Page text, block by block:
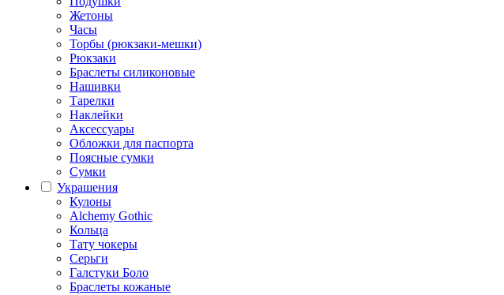
Жетоны
Часы
Торбы (рюкзаки-мешки)
Рюкзаки
Браслеты силиконовые
Нашивки
Тарелки
Наклейки
Аксессуары
Обложки для паспорта
Поясные сумки
Сумки
Украшения
Кулоны
Alchemy Gothic
Кольца
Тату чокеры
Серьги
Галстуки Боло
Браслеты кожаные